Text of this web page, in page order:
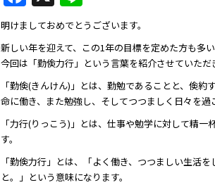
a
c
e
b
o
o
k
n
e
明けましておめでとうございます。
新しい年を迎えて、この1年の目標を定めた方も多
今回は「勤倹力行」という言葉を紹介させていただ
「勤倹(きんけん)」とは、勤勉であることと、倹約
命に働き、また勉強し、そしてつつましく日々を過
「力行(りっこう)」とは、仕事や勉学に対して精
す。
「勤倹力行」とは、「よく働き、つつましい生活
と。」という意味になります。